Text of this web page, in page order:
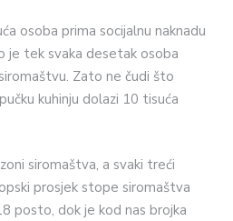
osoba prima socijalnu naknadu
je tek svaka desetak oso­ba
Zato ne čudi što
kuhinju dolazi 10 tisuća
siro­maštva, a svaki treći
prosjek stope siromaštva
posto, dok je kod nas brojka